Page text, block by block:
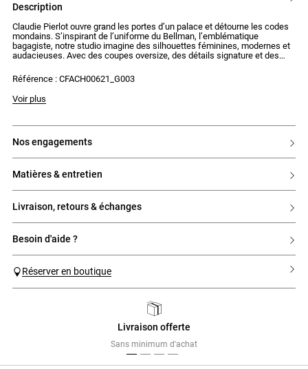
description
Claudie Pierlot ouvre grand les portes d’un palace et détourne les codes
mondains. S’inspirant de l’uniforme du Bellman, l’emblématique
bagagiste, notre studio imagine des silhouettes féminines, modernes et
audacieuses. Avec des coupes oversize, des détails signature et des
naissance à des pièces aux looks affirmés et surprenants.
Sandales en cuir lisse avec bride large et ajustable à la cheville
- Semelle crantée
Référence : CFACH00621_G003
Voir plus
nos engagements
matières & entretien
livraison, retours & échanges
besoin d'aide ?
Réserver en boutique
Livraison offerte
Sans minimum d'achat